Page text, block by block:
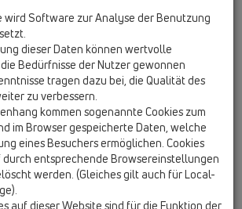
HL Logo 4c .TIF (1.3MB)
HL Logo 4c .EPS (2.4MB)
wird Software zur Analyse der Benutzung
dieser Daten können wertvolle
Bedürfnisse der Nutzer gewonnen
tragen dazu bei, die Qualität des
zu verbessern.
kommen sogenannte Cookies zum
im Browser gespeicherte Daten, welche
eines Besuchers ermöglichen. Cookies
entsprechende Browsereinstellungen
werden. (Gleiches gilt auch für Local-
auf dieser Website sind für die Funktion der